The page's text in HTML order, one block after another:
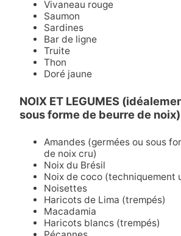
Vivaneau rouge
Saumon
Sardines
Bar de ligne
Truite
Thon
Doré jaune
NOIX ET LEGUMES
sous forme de beurre de noix)
Amandes (germées ou sous
de noix cru)
Noix du Brésil
Noix de coco (techniquement
Noisettes
Haricots de Lima (trempés)
Macadamia
Haricots blancs (trempés)